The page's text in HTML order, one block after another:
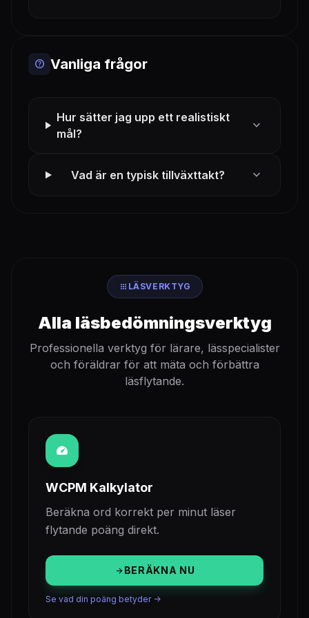
help Vanliga frågor
Hur sätter jag upp ett realistiskt
mål?
expand_more
Vad är en typisk tillväxttakt? expand_more
apps LÄSVERKTYG
Alla läsbedömningsverktyg
Professionella verktyg för lärare, lässpecialister
och föräldrar för att mäta och förbättra
läsflytande.
speed
WCPM Kalkylator
Beräkna ord korrekt per minut läser
flytande poäng direkt.
arrow_forwardBERÄKNA NU
Se vad din poäng betyder ->